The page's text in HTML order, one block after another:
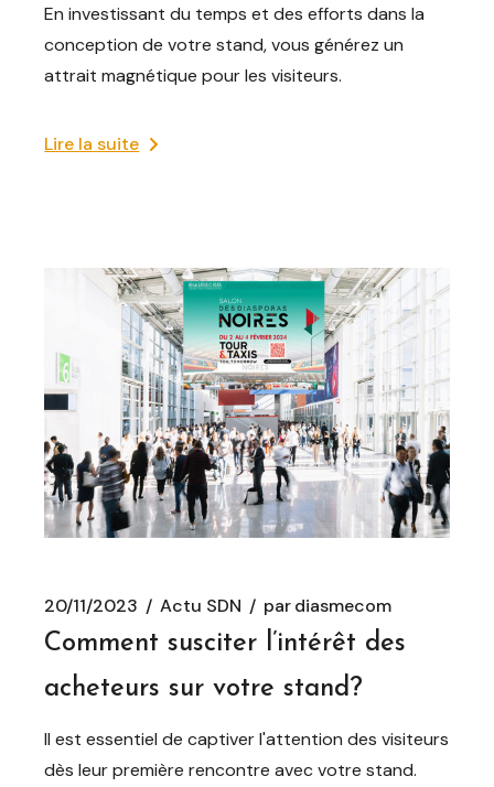
En investissant du temps et des efforts dans la
conception de votre stand, vous générez un
attrait magnétique pour les visiteurs.
Lire la suite
20/11/2023 Actu SDN pardiasmecom
Comment susciter l’intérêt des
acheteurs sur votre stand?
Il est essentiel de captiver l'attention des visiteurs
dès leur première rencontre avec votre stand.